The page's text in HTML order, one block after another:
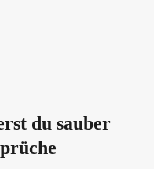
du sauber